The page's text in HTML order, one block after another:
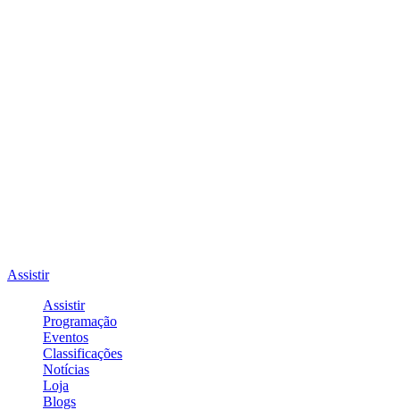
Assistir
Assistir
Programação
Eventos
Classificações
Notícias
Loja
Blogs